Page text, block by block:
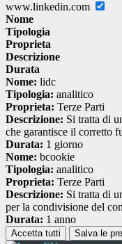
www.linkedin.com
Nome
Tipologia
Proprieta
Descrizione
Durata
Nome: lidc
Tipologia: analitico
Proprieta: Terze Parti
Descrizione: Si tratta di
che garantisce il corretto
Durata: 1 giorno
Nome: bcookie
Tipologia: analitico
Proprieta: Terze Parti
Descrizione: Si tratta di
per la condivisione del
Durata: 1 anno
Accetta tutti Salva le